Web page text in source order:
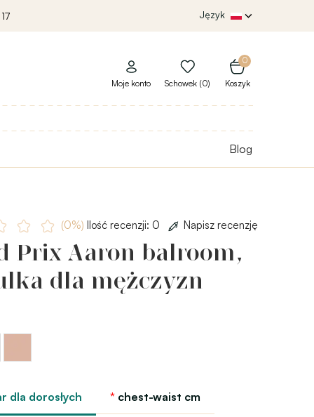
Język
0
Koszyk
Moje konto Schowek (0)
Blog
(0%) Ilość recenzji: 0 Napisz recenzję
Prix Aaron balroom,
dla mężczyzn
dla dorosłych chest-waist cm